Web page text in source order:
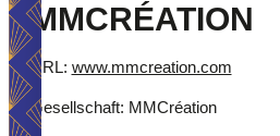
MMCRÉATION
URL: www.mmcreation.com
Gesellschaft: MMCréation